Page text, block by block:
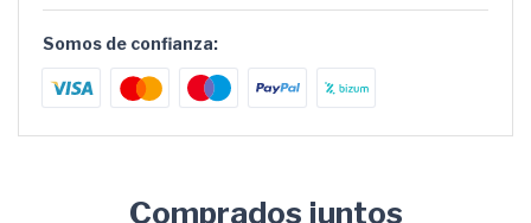
Somos de confianza:
Comprados juntos